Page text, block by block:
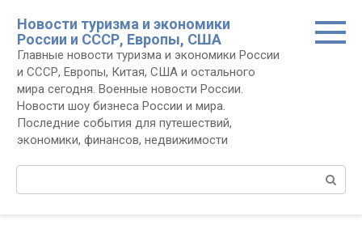
контенту
Новости туризма и экономики
России и СССР, Европы, США
Главные новости туризма и экономики России
и СССР, Европы, Китая, США и остального
мира сегодня. Военные новости России.
Новости шоу бизнеса России и мира.
Последние события для путешествий,
экономики, финансов, недвижимости
Поиск: